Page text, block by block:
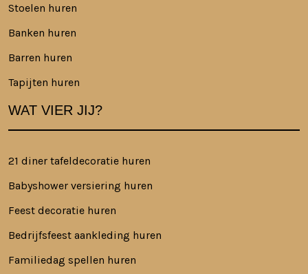
Stoelen huren
Banken huren
Barren huren
Tapijten huren
WAT VIER JIJ?
21 diner tafeldecoratie huren
Babyshower versiering huren
Feest decoratie huren
Bedrijfsfeest aankleding huren
Familiedag spellen huren